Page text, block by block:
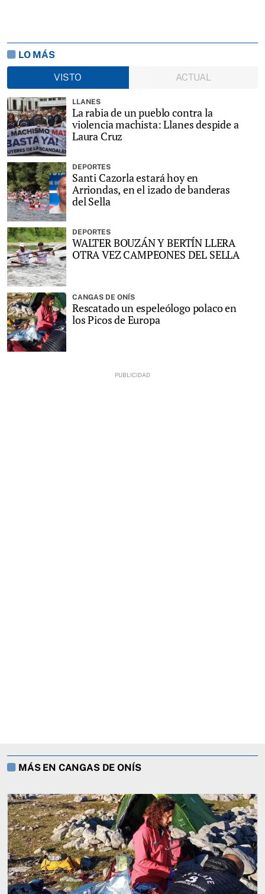
LO MÁS
VISTO
ACTUAL
LLANES
La rabia de un pueblo contra la
violencia machista: Llanes despide a
Laura Cruz
DEPORTES
Santi Cazorla estará hoy en
Arriondas, en el izado de banderas
del Sella
DEPORTES
WALTER BOUZÁN Y BERTÍN LLERA
OTRA VEZ CAMPEONES DEL SELLA
CANGAS DE ONÍS
Rescatado un espeleólogo polaco en
los Picos de Europa
MÁS EN CANGAS DE ONÍS